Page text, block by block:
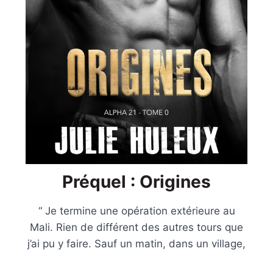
Préquel : Origines
“ Je termine une opération extérieure au
Mali. Rien de différent des autres tours que
j’ai pu y faire. Sauf un matin, dans un village,